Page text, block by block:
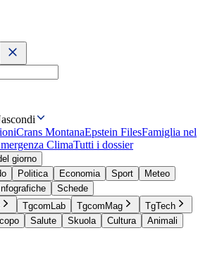
Crans MontanaEpstein FilesFamiglia nel
ClimaTutti i dossier
giorno
Politica Economia Sport
Meteo
Infografiche
Schede
TgcomLab TgcomMag
TgTech
Salute Skuola Cultura
Animali